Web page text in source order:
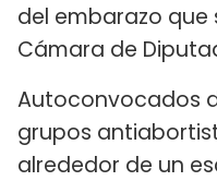
del embarazo que
Cámara de
Autoconvocados
grupos
alrededor de un